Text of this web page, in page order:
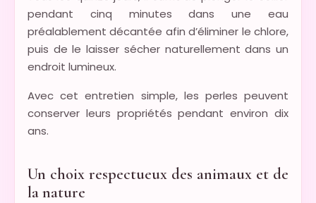
pendant cinq minutes dans une eau
préalablement décantée afin d’éliminer le chlore,
puis de le laisser sécher naturellement dans un
endroit lumineux.
Avec cet entretien simple, les perles peuvent
conserver leurs propriétés pendant environ dix
ans.
Un choix respectueux des animaux et de
la nature